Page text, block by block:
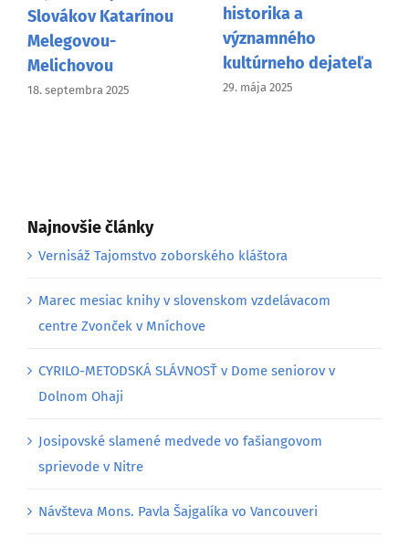
historika a
významného
kultúrneho dejateľa
29. mája 2025
Najnovšie články
Vernisáž Tajomstvo zoborského kláštora
Marec mesiac knihy v slovenskom vzdelávacom
centre Zvonček v Mníchove
CYRILO-METODSKÁ SLÁVNOSŤ v Dome seniorov v
Dolnom Ohaji
Josipovské slamené medvede vo fašiangovom
sprievode v Nitre
Návšteva Mons. Pavla Šajgalíka vo Vancouveri